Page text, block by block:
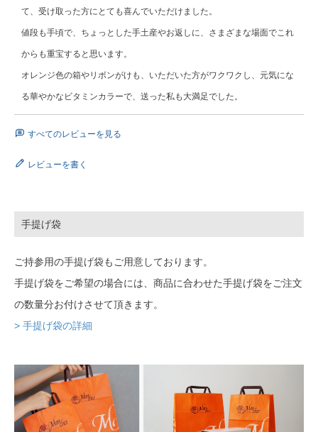
て、受け取った方にとても喜んでいただけました。
値段も手頃で、ちょっとした手土産やお返しに、さまざまな場面でこれ
からも重宝すると思います。
オレンジ色の箱やリボンがけも、いただいた方がワクワクし、元気にな
る華やかなビタミンカラーで、送った私も大満足でした。
すべてのレビューを見る
レビューを書く
手提げ袋
ご持参用の手提げ袋もご用意しております。
手提げ袋をご希望の場合には、商品に合わせた手提げ袋をご注文
の数量分お付けさせて頂きます。
> 手提げ袋の詳細